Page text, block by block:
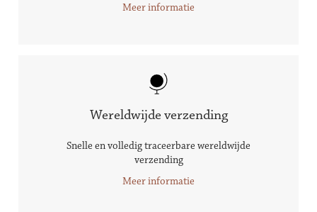
Meer informatie
Wereldwijde verzending
Snelle en volledig traceerbare wereldwijde
verzending
Meer informatie